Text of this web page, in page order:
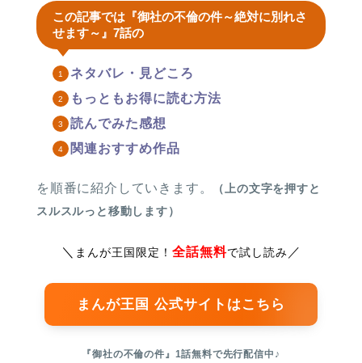
この記事では『御社の不倫の件～絶対に別れさ
せます～』7話の
ネタバレ・見どころ
もっともお得に読む方法
読んでみた感想
関連おすすめ作品
を順番に紹介していきます。
（上の文字を押すと
スルスルっと移動します）
＼ まんが王国限定！ 全話無料で試し読み ／
まんが王国 公式サイトはこちら
『御社の不倫の件』1話無料で先行配信中♪